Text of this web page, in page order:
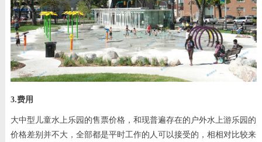
3.费用
大中型儿童水上乐园的售票价格，和现普遍存在的户外水上游乐园的
价格差别并不大，全部都是平时工作的人可以接受的，相相对比较来